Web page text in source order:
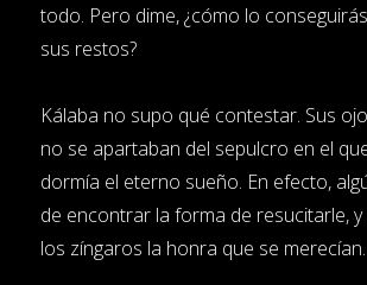
todo. Pero dime, ¿cómo lo
sus restos?
Kálaba no supo qué contestar. Sus
no se apartaban del sepulcro en el
dormía el eterno sueño. En efecto,
de encontrar la forma de resucitarle, y
los zíngaros la honra que se merecían.